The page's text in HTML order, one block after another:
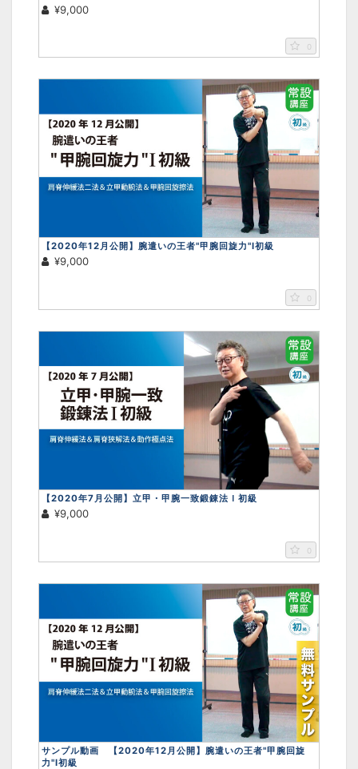
¥9,000
0
【2020年12月公開】腕遣いの王者"甲腕回旋力"Ⅰ初級
¥9,000
0
【2020年7月公開】立甲・甲腕一致鍛錬法Ｉ初級
¥9,000
0
サンプル動画 【2020年12月公開】腕遣いの王者"甲腕回旋
力"Ⅰ初級